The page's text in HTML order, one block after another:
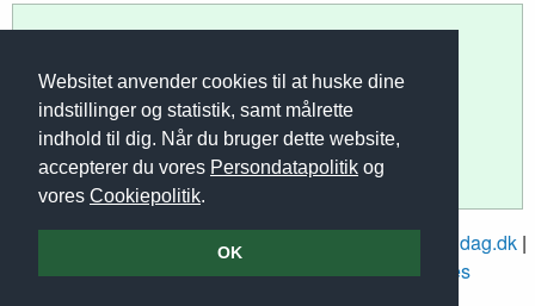
Websitet anvender cookies til at huske dine
indstillinger og statistik, samt målrette
indhold til dig. Når du bruger dette website,
accepterer du vores Persondatapolitik og
vores Cookiepolitik.
OK
Blå mandag på Sjælland
Blå Mandag i København
Blå Mandag i Roskilde
Blå Mandag i Slagelse
Se flere Blå mandag byer på Sjælland
Blåmandag.dk | © Copyright 2014-2026 | Om Blåmandag.dk|
Vi støtter|Sitemap|Persondatapolitik|Cookies